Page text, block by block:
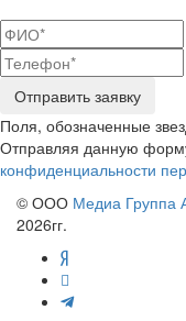
Отправить заявку
Поля, обозначенные
Отправляя данную
конфиденциальности
© ООО Медиа Группа
2026гг.